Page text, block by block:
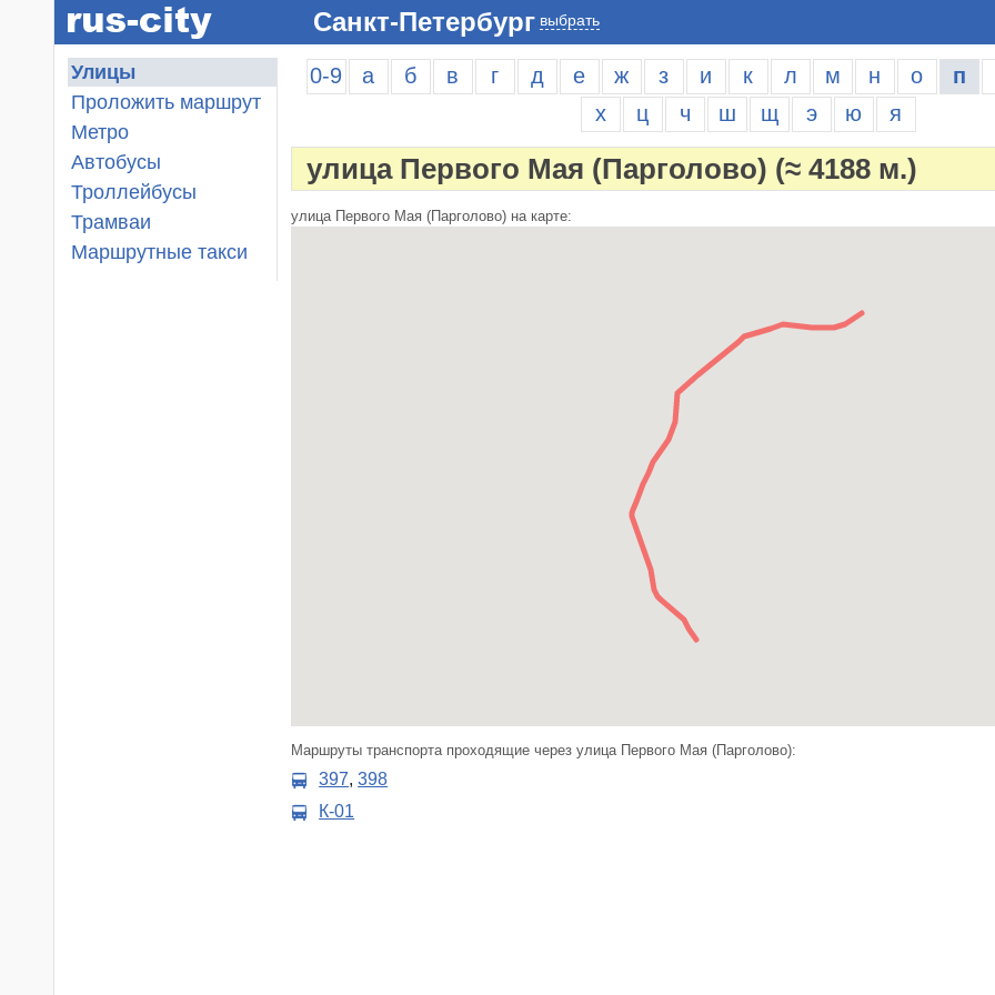
Санкт-Петербург выбрать
Улицы
Проложить маршрут
Метро
Автобусы
Троллейбусы
Трамваи
Маршрутные такси
0-9 а б в г д е ж з и к л м н о п
х
ц ч ш щ э ю я
улица Первого Мая (Парголово) (≈ 4188 м.)
улица Первого Мая (Парголово) на карте:
Маршруты транспорта проходящие через улица Первого Мая (Парголово):
397,398
К-01